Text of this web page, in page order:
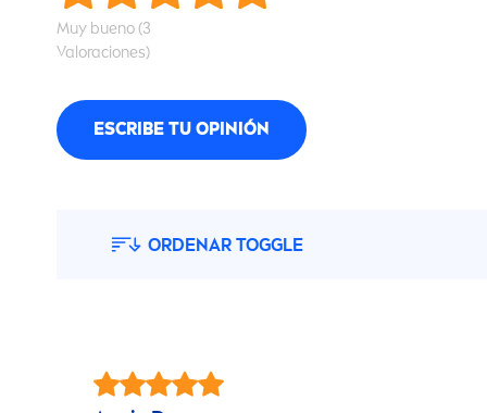
Muy bueno (3
Valoraciones)
ESCRIBE TU OPINIÓN
ORDENAR TOGGLE